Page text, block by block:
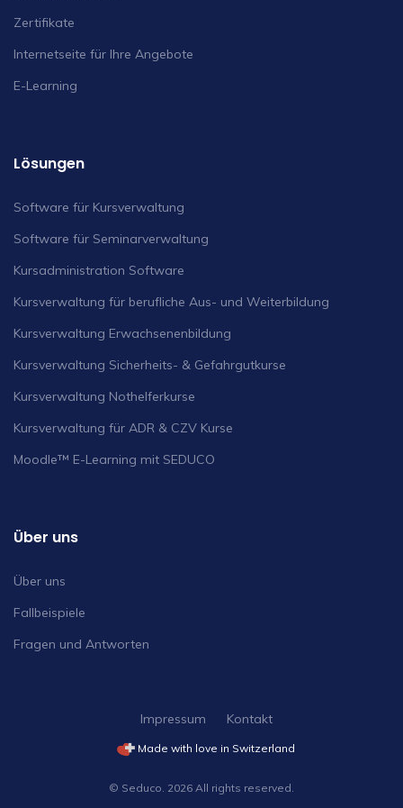
Zertifikate
Internetseite für Ihre Angebote
E-Learning
Lösungen
Software für Kursverwaltung
Software für Seminarverwaltung
Kursadministration Software
Kursverwaltung für berufliche Aus- und Weiterbildung
Kursverwaltung Erwachsenenbildung
Kursverwaltung Sicherheits- & Gefahrgutkurse
Kursverwaltung Nothelferkurse
Kursverwaltung für ADR & CZV Kurse
Moodle™ E-Learning mit SEDUCO
Über uns
Über uns
Fallbeispiele
Fragen und Antworten
Impressum Kontakt
Made with love in Switzerland
© Seduco. 2026 All rights reserved.